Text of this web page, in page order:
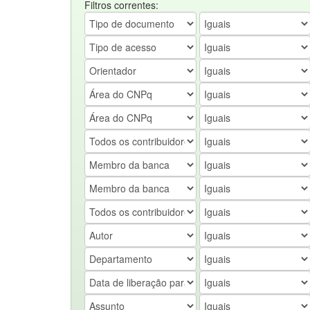
Filtros correntes: